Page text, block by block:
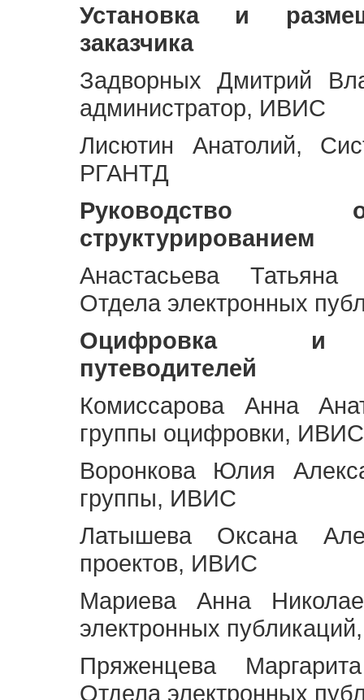
Установка и
заказчика
Задворных Дмитрий
администратор, ИВИС
Лисютин Анатолий,
РГАНТД
Руководство
структурированием
Анастасьева Татьяна
Отдела электронных
Оцифровка и
путеводителей
Комиссарова Анна
группы оцифровки, ИВИС
Воронкова Юлия
группы, ИВИС
Латышева Оксана
проектов, ИВИС
Мариева Анна
электронных
Пряженцева
Отдела электронных